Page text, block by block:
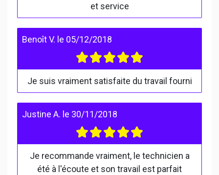
et service
Benoît V. le 05/12/2018
Je suis vraiment satisfaite du travail fourni
Justine A. le 30/11/2018
Je recommande vraiment, le technicien a
été à l'écoute et son travail est parfait